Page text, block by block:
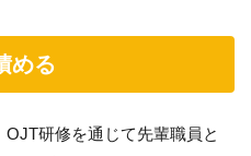
める
研修を通じて先輩職員と